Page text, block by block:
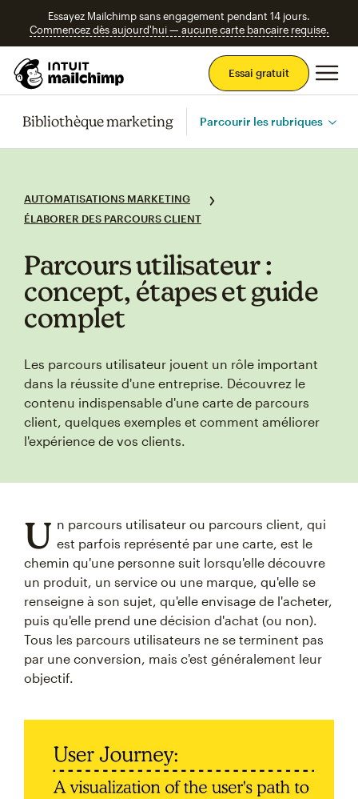
Essayez Mailchimp sans engagement pendant 14 jours.
Commencez dès aujourd'hui — aucune carte bancaire requise.
Essai gratuit
Bibliothèque marketing Parcourir les rubriques
AUTOMATISATIONS MARKETING
ÉLABORER DES PARCOURS CLIENT
Parcours utilisateur :
concept, étapes et guide
complet
Les parcours utilisateur jouent un rôle important
dans la réussite d'une entreprise. Découvrez le
contenu indispensable d'une carte de parcours
client, quelques exemples et comment améliorer
l'expérience de vos clients.
U n parcours utilisateur ou parcours client, qui
est parfois représenté par une carte, est le
chemin qu'une personne suit lorsqu'elle découvre
un produit, un service ou une marque, qu'elle se
renseigne à son sujet, qu'elle envisage de l'acheter,
puis qu'elle prend une décision d'achat (ou non).
Tous les parcours utilisateurs ne se terminent pas
par une conversion, mais c'est généralement leur
objectif.